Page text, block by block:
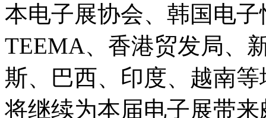
本电子展协会、韩国电
TEEMA、香港贸发局、
斯、巴西、印度、越南
将继续为本届电子展带